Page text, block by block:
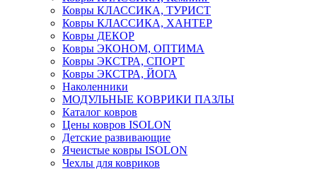
Ковры КЛАССИКА, ТУРИСТ
Ковры КЛАССИКА, ХАНТЕР
Ковры ДЕКОР
Ковры ЭКОНОМ, ОПТИМА
Ковры ЭКСТРА, СПОРТ
Ковры ЭКСТРА, ЙОГА
Наколенники
МОДУЛЬНЫЕ КОВРИКИ ПАЗЛЫ
Каталог ковров
Цены ковров ISOLON
Детские развивающие
Ячеистые ковры ISOLON
Чехлы для ковриков